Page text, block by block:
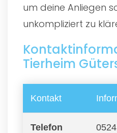
um deine Anliegen
unkompliziert zu
Tierheim
Kontakt
Telefon